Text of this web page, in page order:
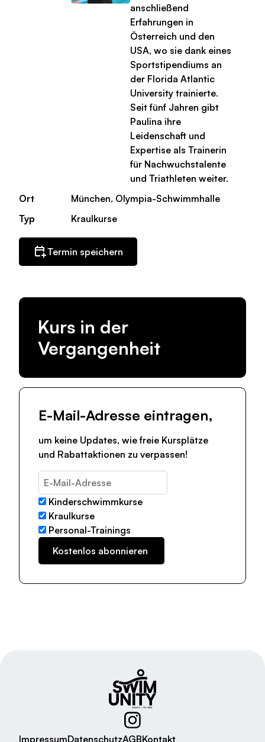
anschließend
Erfahrungen in
Österreich und den
USA, wo sie dank eines
Sportstipendiums an
der Florida Atlantic
University trainierte.
Seit fünf Jahren gibt
Paulina ihre
Leidenschaft und
Expertise als Trainerin
für Nachwuchstalente
und Triathleten weiter.
Ort
München, Olympia-Schwimmhalle
Typ
Kraulkurse
Termin speichern
Kurs in der
Vergangenheit
E-Mail-Adresse eintragen,
um keine Updates, wie freie Kursplätze
und Rabattaktionen zu verpassen!
Kinderschwimmkurse
Kraulkurse
Personal-Trainings
ImpressumDatenschutzAGBKontakt